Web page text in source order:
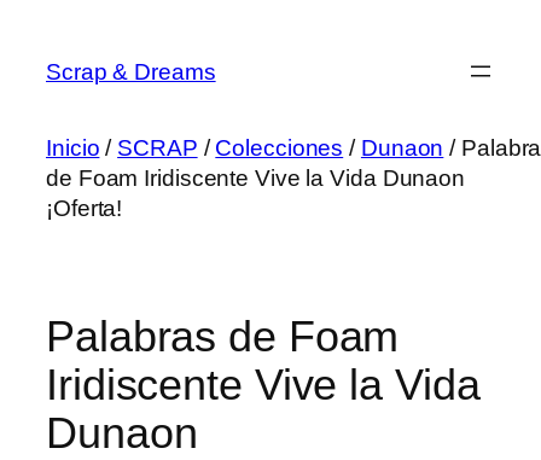
contenido
Scrap & Dreams
Inicio / SCRAP /Colecciones / Dunaon /
de Foam Iridiscente Vive la Vida Dunaon
¡Oferta!
Palabras de Foam
Iridiscente Vive la Vida
Dunaon